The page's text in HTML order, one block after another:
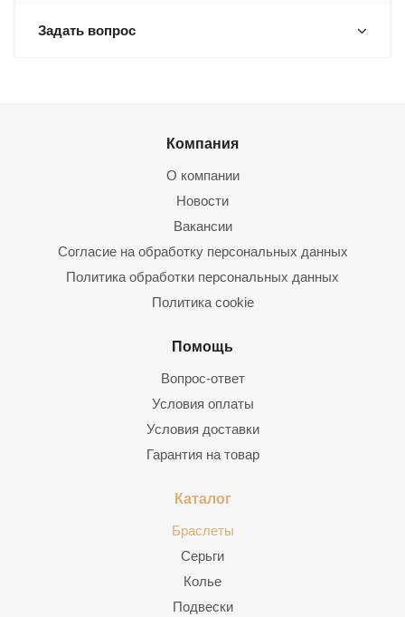
Задать вопрос
Компания
О компании
Новости
Вакансии
Согласие на обработку персональных данных
Политика обработки персональных данных
Политика cookie
Помощь
Вопрос-ответ
Условия оплаты
Условия доставки
Гарантия на товар
Каталог
Браслеты
Серьги
Колье
Подвески